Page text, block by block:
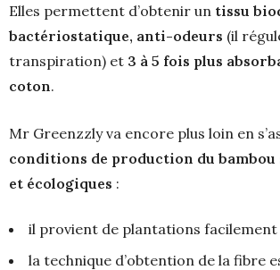
Elles permettent d’obtenir un tissu
bactériostatique, anti-odeurs (il
transpiration) et 3 à 5 fois plus
coton.
Mr Greenzzly va encore plus loin en
conditions de production du bambou
et écologiques :
il provient de plantations facilement
la technique d’obtention de la fibre